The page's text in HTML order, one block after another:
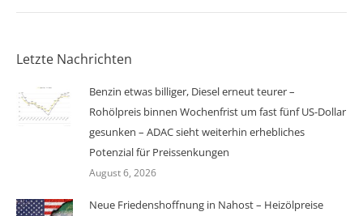
Letzte Nachrichten
Benzin etwas billiger, Diesel erneut teurer –
Rohölpreis binnen Wochenfrist um fast fünf US-Dollar
gesunken – ADAC sieht weiterhin erhebliches
Potenzial für Preissenkungen
August 6, 2026
Neue Friedenshoffnung in Nahost – Heizölpreise